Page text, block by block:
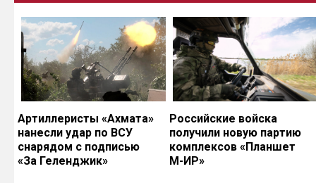
Артиллеристы «Ахмата»
нанесли удар по ВСУ
снарядом с подписью
«За Геленджик»
Российские войска
получили новую партию
комплексов «Планшет
М-ИР»